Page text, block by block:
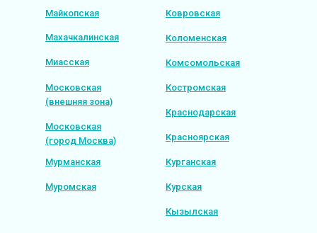
Ковровская
Коломенская
Комсомольская
Костромская
Краснодарская
Красноярская
Курганская
Курская
Кызылская
Майкопская
Махачкалинская
Миасская
Московская
(внешняя зона)
Московская
(город Москва)
Мурманская
Муромская